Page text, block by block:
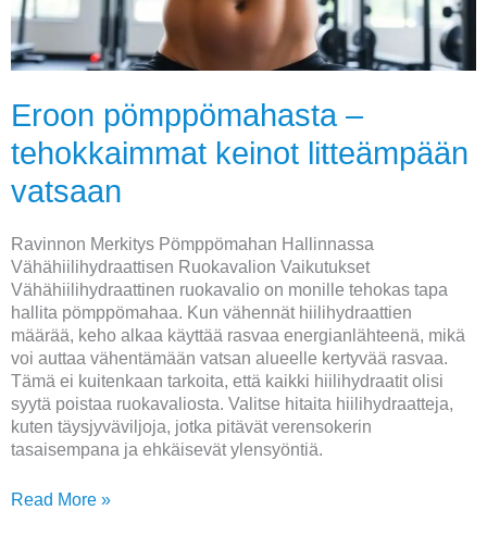
Eroon pömppömahasta –
tehokkaimmat keinot litteämpään
vatsaan
Ravinnon Merkitys Pömppömahan Hallinnassa
Vähähiilihydraattisen Ruokavalion Vaikutukset
Vähähiilihydraattinen ruokavalio on monille tehokas tapa
hallita pömppömahaa. Kun vähennät hiilihydraattien
määrää, keho alkaa käyttää rasvaa energianlähteenä, mikä
voi auttaa vähentämään vatsan alueelle kertyvää rasvaa.
Tämä ei kuitenkaan tarkoita, että kaikki hiilihydraatit olisi
syytä poistaa ruokavaliosta. Valitse hitaita hiilihydraatteja,
kuten täysjyväviljoja, jotka pitävät verensokerin
tasaisempana ja ehkäisevät ylensyöntiä.
Read More »